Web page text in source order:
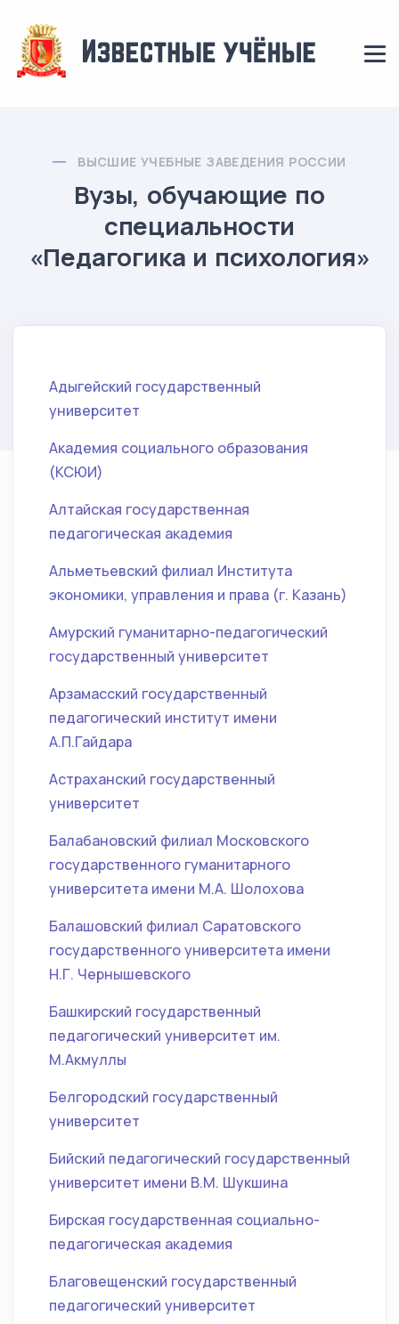
ВЫСШИЕ УЧЕБНЫЕ ЗАВЕДЕНИЯ РОССИИ
Вузы, обучающие по
специальности
«Педагогика и психология»
Адыгейский государственный
университет
Академия социального образования
(КСЮИ)
Алтайская государственная
педагогическая академия
Альметьевский филиал Института
экономики, управления и права (г. Казань)
Амурский гуманитарно-педагогический
государственный университет
Арзамасский государственный
педагогический институт имени
А.П.Гайдара
Астраханский государственный
университет
Балабановский филиал Московского
государственного гуманитарного
университета имени М.А. Шолохова
Балашовский филиал Саратовского
государственного университета имени
Н.Г. Чернышевского
Башкирский государственный
педагогический университет им.
М.Акмуллы
Белгородский государственный
университет
Бийский педагогический государственный
университет имени В.М. Шукшина
Бирская государственная социально-
педагогическая академия
Благовещенский государственный
педагогический университет